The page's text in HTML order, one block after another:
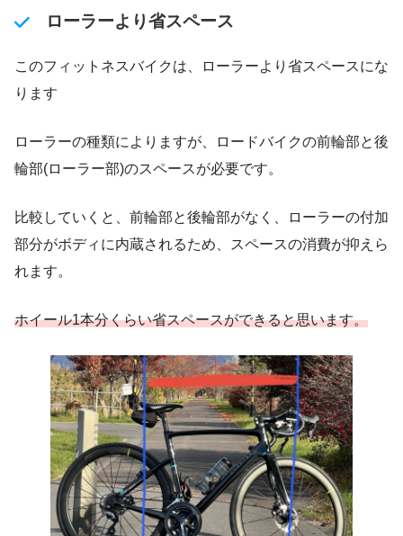
ローラーより省スペース
このフィットネスバイクは、ローラーより省スペースにな
ります
ローラーの種類によりますが、ロードバイクの前輪部と後
輪部(ローラー部)のスペースが必要です。
比較していくと、前輪部と後輪部がなく、ローラーの付加
部分がボディに内蔵されるため、スペースの消費が抑えら
れます。
ホイール1本分くらい省スペースができると思います。